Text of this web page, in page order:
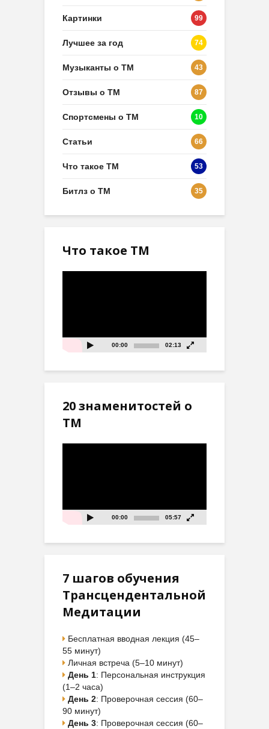
Картинки 99
Лучшее за год 74
Музыканты о ТМ 43
Отзывы о ТМ 87
Спортсмены о ТМ 10
Статьи 66
Что такое ТМ 53
Битлз о ТМ 35
Что такое ТМ
00:00 02:13
20 знаменитостей о
ТМ
00:00 05:57
7 шагов обучения
Трансцендентальной
Медитации
Бесплатная вводная лекция (45–
55 минут)
Личная встреча (5–10 минут)
День 1: Персональная инструкция
(1–2 часа)
День 2: Проверочная сессия (60–
90 минут)
День 3: Проверочная сессия (60–